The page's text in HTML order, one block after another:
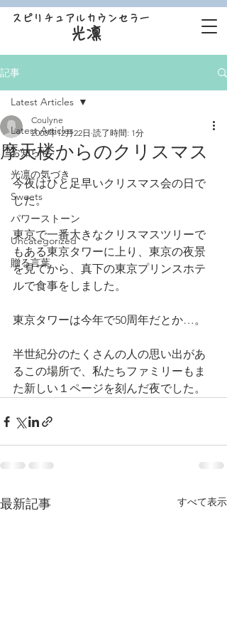
スピリチュアルカウンセラー
光凛
記事
Latest Articles
お知らせ
光凛の気づき
Sweets
パワーストーン
Uncategorized
贈る言葉
Latest Articles
摩天楼からのクリスマス
Coulyne
2008年12月22日 読了時間: 1分
今夜はひと足早いクリスマス会の日で
した。
東京で一番大きなクリスマスツリーで
もある東京タワーに上り、東京の夜景
を見てから、真下の東京プリンスホテ
ルで食事をしました。
東京タワーは今年で50周年だとか…。
半世紀分のたくさんの人の思い出があ
るこの場所で、私たちファミリーもま
た新しい１ページを刻んだ夜でした。
最新記事 すべて表示